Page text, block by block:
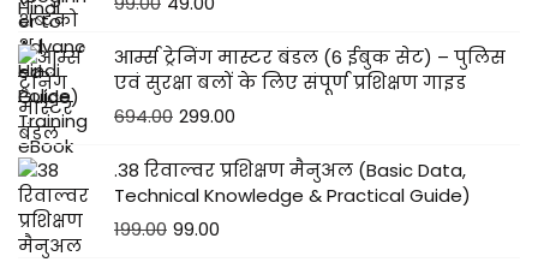
आर्म्स ट्रेनिंग मास्टर बंडल (6 ईबुक सेट) – पुलिस
एवं सुरक्षा बलों के लिए संपूर्ण प्रशिक्षण गाइड
694.00 299.00
.38 रिवाल्वर प्रशिक्षण मैनुअल (Basic Data,
Technical Knowledge & Practical Guide)
199.00 99.00